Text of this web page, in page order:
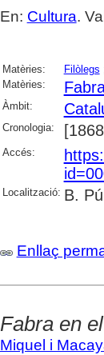
En: Cultura.
Matèries: Filòlegs
Matèries:
Àmbit:
Cronologia:
Accés:
Localització: B.
Enllaç
Fabra en
Miquel i